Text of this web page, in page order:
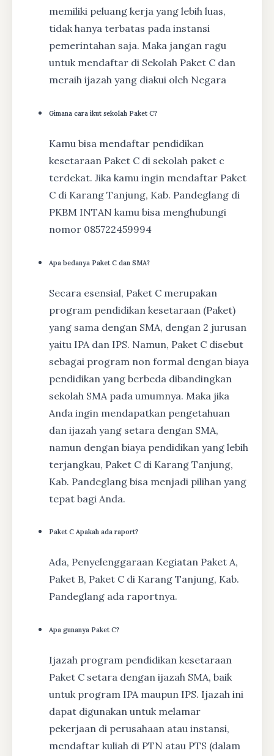
memiliki peluang kerja yang lebih luas,
tidak hanya terbatas pada instansi
pemerintahan saja. Maka jangan ragu
untuk mendaftar di Sekolah Paket C dan
meraih ijazah yang diakui oleh Negara
Gimana cara ikut sekolah Paket C?
Kamu bisa mendaftar pendidikan
kesetaraan Paket C di sekolah paket c
terdekat. Jika kamu ingin mendaftar Paket
C di Karang Tanjung, Kab. Pandeglang di
PKBM INTAN kamu bisa menghubungi
nomor 085722459994
Apa bedanya Paket C dan SMA?
Secara esensial, Paket C merupakan
program pendidikan kesetaraan (Paket)
yang sama dengan SMA, dengan 2 jurusan
yaitu IPA dan IPS. Namun, Paket C disebut
sebagai program non formal dengan biaya
pendidikan yang berbeda dibandingkan
sekolah SMA pada umumnya. Maka jika
Anda ingin mendapatkan pengetahuan
dan ijazah yang setara dengan SMA,
namun dengan biaya pendidikan yang lebih
terjangkau, Paket C di Karang Tanjung,
Kab. Pandeglang bisa menjadi pilihan yang
tepat bagi Anda.
Paket C Apakah ada raport?
Ada, Penyelenggaraan Kegiatan Paket A,
Paket B, Paket C di Karang Tanjung, Kab.
Pandeglang ada raportnya.
Apa gunanya Paket C?
Ijazah program pendidikan kesetaraan
Paket C setara dengan ijazah SMA, baik
untuk program IPA maupun IPS. Ijazah ini
dapat digunakan untuk melamar
pekerjaan di perusahaan atau instansi,
mendaftar kuliah di PTN atau PTS (dalam